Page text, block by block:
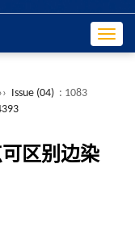
›› Issue (04) : 1083
区别边染